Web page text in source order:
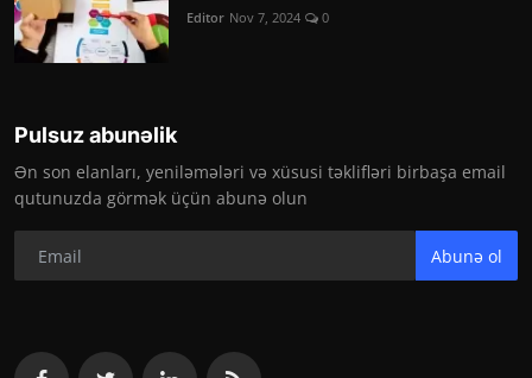
Editor Nov 7, 2024 0
Pulsuz abunəlik
Ən son elanları, yeniləmələri və xüsusi təklifləri birbaşa email
qutunuzda görmək üçün abunə olun
Abunə ol